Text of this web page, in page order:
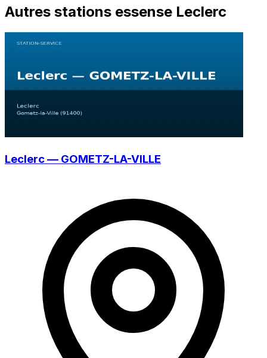
Autres stations essense Leclerc
Leclerc — GOMETZ-LA-VILLE